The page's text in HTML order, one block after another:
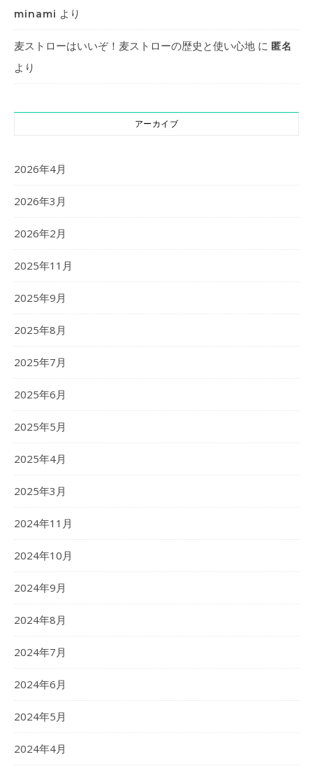
minami より
麦ストローはいいぞ！麦ストローの歴史と使い心地 に 匿名
より
アーカイブ
2026年4月
2026年3月
2026年2月
2025年11月
2025年9月
2025年8月
2025年7月
2025年6月
2025年5月
2025年4月
2025年3月
2024年11月
2024年10月
2024年9月
2024年8月
2024年7月
2024年6月
2024年5月
2024年4月